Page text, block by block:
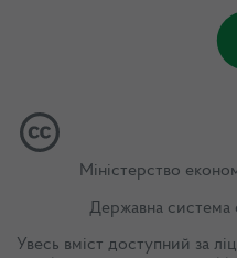
Міністерство
Державна система
Увесь вміст доступний за